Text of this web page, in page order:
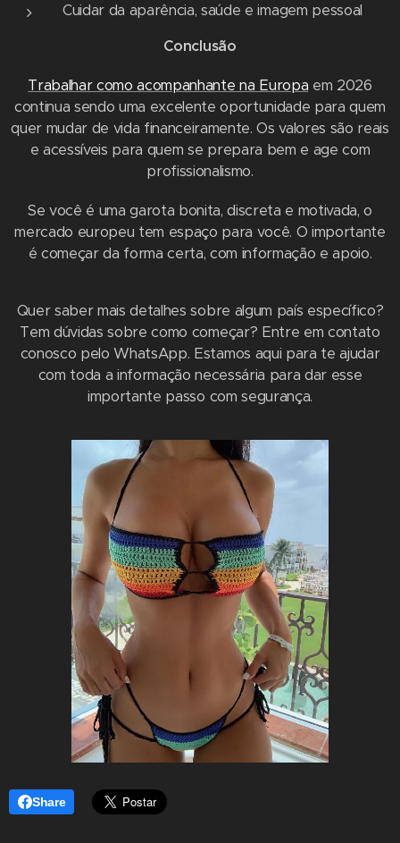
Cuidar da aparência, saúde e imagem pessoal
Conclusão
Trabalhar como acompanhante na Europa em 2026
continua sendo uma excelente oportunidade para quem
quer mudar de vida financeiramente. Os valores são reais
e acessíveis para quem se prepara bem e age com
profissionalismo.
Se você é uma garota bonita, discreta e motivada, o
mercado europeu tem espaço para você. O importante
é começar da forma certa, com informação e apoio.
Quer saber mais detalhes sobre algum país específico?
Tem dúvidas sobre como começar? Entre em contato
conosco pelo WhatsApp. Estamos aqui para te ajudar
com toda a informação necessária para dar esse
importante passo com segurança.
Share